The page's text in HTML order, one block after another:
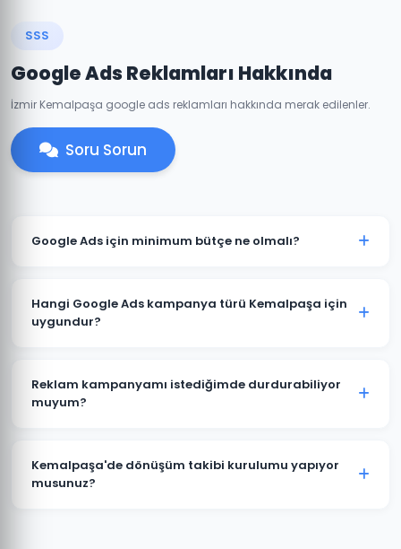
SSS
Google Ads Reklamları Hakkında
İzmir Kemalpaşa google ads reklamları hakkında merak edilenler.
Soru Sorun
Google Ads için minimum bütçe ne olmalı?
minimum aylık reklam bütçesi 2.000 TL'dir. Sektörünüz
ve rekabete göre bu rakam değişebilir. Ücretsiz bütçe
Hangi Google Ads kampanya türü Kemalpaşa için
uygundur?
Yerel hizmet işletmeleri için Arama Ağı ve Yerel
Kampanyalar, e-ticaret için Alışveriş Kampanyaları,
Reklam kampanyamı istediğimde durdurabiliyor
muyum?
istediğiniz zaman duraklatabilir veya
sonlandırabilirsiniz. Kampanya durdurulduğunda
Kemalpaşa'de dönüşüm takibi kurulumu yapıyor
musunuz?